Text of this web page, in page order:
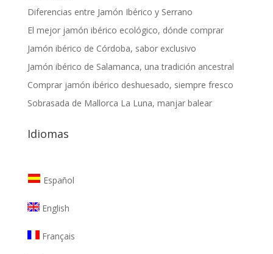
Diferencias entre Jamón Ibérico y Serrano
El mejor jamón ibérico ecológico, dónde comprar
Jamón ibérico de Córdoba, sabor exclusivo
Jamón ibérico de Salamanca, una tradición ancestral
Comprar jamón ibérico deshuesado, siempre fresco
Sobrasada de Mallorca La Luna, manjar balear
Idiomas
Español
English
Français